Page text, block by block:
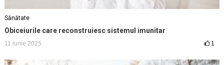
Sănătate
Obiceiurile care reconstruiesc sistemul imunitar
11 iunie 2025 1